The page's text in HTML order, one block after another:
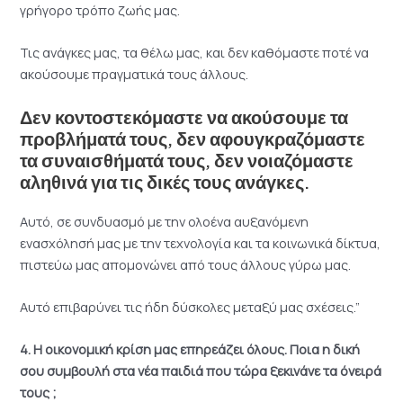
γρήγορο τρόπο ζωής μας.
Τις ανάγκες μας, τα θέλω μας, και δεν καθόμαστε ποτέ να
ακούσουμε πραγματικά τους άλλους.
Δεν κοντοστεκόμαστε να ακούσουμε τα
προβλήματά τους, δεν αφουγκραζόμαστε
τα συναισθήματά τους, δεν νοιαζόμαστε
αληθινά για τις δικές τους ανάγκες.
Αυτό, σε συνδυασμό με την ολοένα αυξανόμενη
ενασχόλησή μας με την τεχνολογία και τα κοινωνικά δίκτυα,
πιστεύω μας απομονώνει από τους άλλους γύρω μας.
Αυτό επιβαρύνει τις ήδη δύσκολες μεταξύ μας σχέσεις.”
4. Η οικονομική κρίση μας επηρεάζει όλους. Ποια η δική
σου συμβουλή στα νέα παιδιά που τώρα ξεκινάνε τα όνειρά
τους ;